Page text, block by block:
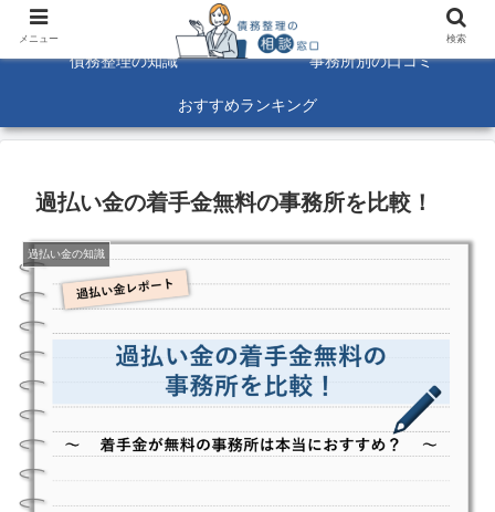
債務整理に関する悩みを解決！☆口コミ募集中☆
債務整理の知識 事務所別の口コミ
おすすめランキング
過払い金の着手金無料の事務所を比較！
過払い金の知識
メニュー 検索